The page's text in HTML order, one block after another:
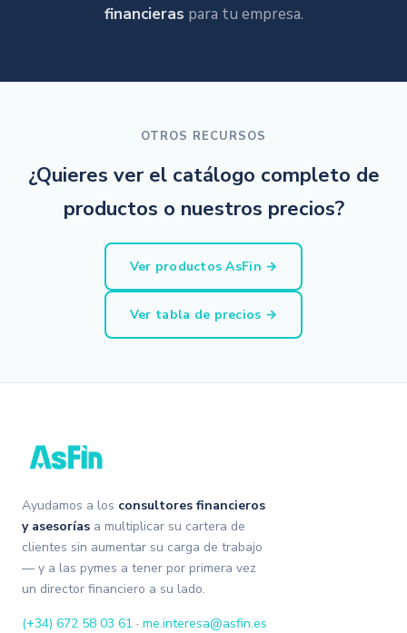
financieras para tu empresa.
OTROS RECURSOS
¿Quieres ver el catálogo completo de
productos o nuestros precios?
Ver productos AsFin →
Ver tabla de precios →
Ayudamos a los consultores financieros
y asesorías a multiplicar su cartera de
clientes sin aumentar su carga de trabajo
— y a las pymes a tener por primera vez
un director financiero a su lado.
(+34) 672 58 03 61 · me.interesa@asfin.es